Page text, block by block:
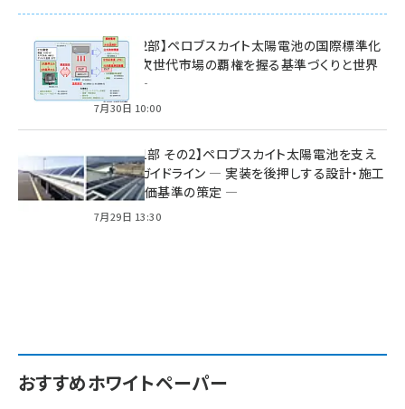
特集【第2部】ペロブスカイト太陽電池の国際標準化
戦略 ― 次世代市場の覇権を握る基準づくりと世界
の動向 ―
7月30日 10:00
特集【第1部 その2】ペロブスカイト太陽電池を支え
る2つのガイドライン ― 実装を後押しする設計・施工
方針と評価基準の策定 ―
7月29日 13:30
おすすめホワイトペーパー